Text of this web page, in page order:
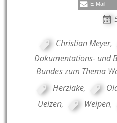
E-Mail
Christian Meyer,
Dokumentations- und
Bundes zum Thema
Herzlake,
Uelzen, Welpen,